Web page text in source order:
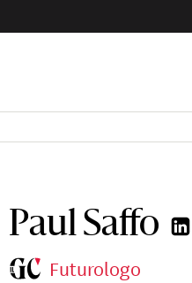
Paul Saffo
Futurologo